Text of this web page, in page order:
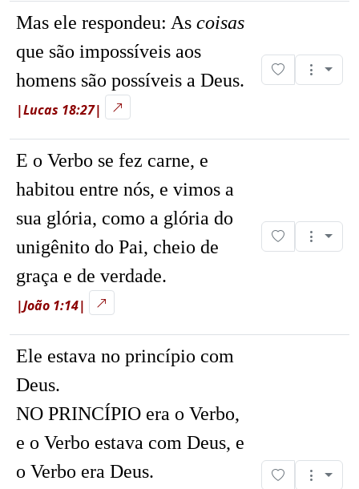
Mas ele respondeu: As coisas
que são impossíveis aos
homens são possíveis a Deus.
|Lucas 18:27|
E o Verbo se fez carne, e
habitou entre nós, e vimos a
sua glória, como a glória do
unigênito do Pai, cheio de
graça e de verdade.
|João 1:14|
Ele estava no princípio com
Deus.
NO PRINCÍPIO era o Verbo,
e o Verbo estava com Deus, e
o Verbo era Deus.